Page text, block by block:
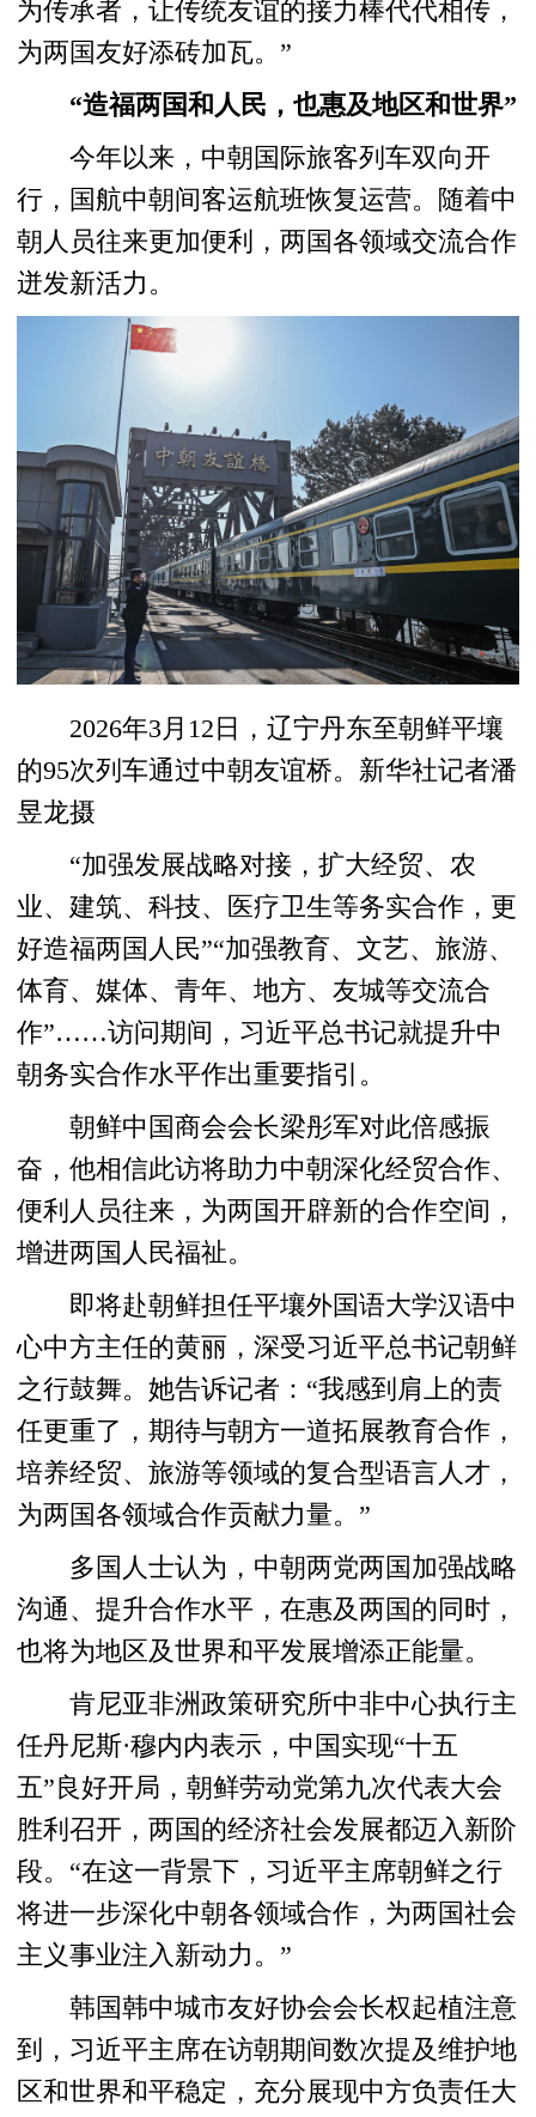
为传承者，让传统友谊的接力棒代代相传，
为两国友好添砖加瓦。”
“造福两国和人民，也惠及地区和世界”
今年以来，中朝国际旅客列车双向开
行，国航中朝间客运航班恢复运营。随着中
朝人员往来更加便利，两国各领域交流合作
迸发新活力。
2026年3月12日，辽宁丹东至朝鲜平壤
的95次列车通过中朝友谊桥。新华社记者潘
昱龙摄
“加强发展战略对接，扩大经贸、农
业、建筑、科技、医疗卫生等务实合作，更
好造福两国人民”“加强教育、文艺、旅游、
体育、媒体、青年、地方、友城等交流合
作”……访问期间，习近平总书记就提升中
朝务实合作水平作出重要指引。
朝鲜中国商会会长梁彤军对此倍感振
奋，他相信此访将助力中朝深化经贸合作、
便利人员往来，为两国开辟新的合作空间，
增进两国人民福祉。
即将赴朝鲜担任平壤外国语大学汉语中
心中方主任的黄丽，深受习近平总书记朝鲜
之行鼓舞。她告诉记者：“我感到肩上的责
任更重了，期待与朝方一道拓展教育合作，
培养经贸、旅游等领域的复合型语言人才，
为两国各领域合作贡献力量。”
多国人士认为，中朝两党两国加强战略
沟通、提升合作水平，在惠及两国的同时，
也将为地区及世界和平发展增添正能量。
肯尼亚非洲政策研究所中非中心执行主
任丹尼斯·穆内内表示，中国实现“十五
五”良好开局，朝鲜劳动党第九次代表大会
胜利召开，两国的经济社会发展都迈入新阶
段。“在这一背景下，习近平主席朝鲜之行
将进一步深化中朝各领域合作，为两国社会
主义事业注入新动力。”
韩国韩中城市友好协会会长权起植注意
到，习近平主席在访朝期间数次提及维护地
区和世界和平稳定，充分展现中方负责任大